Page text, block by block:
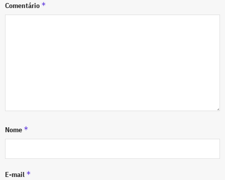
Comentário *
Nome *
E-mail *